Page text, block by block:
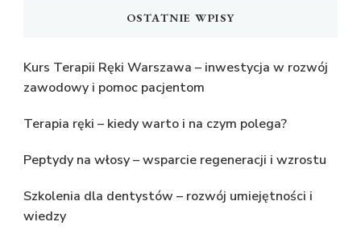
OSTATNIE WPISY
Kurs Terapii Ręki Warszawa – inwestycja w rozwój
zawodowy i pomoc pacjentom
Terapia ręki – kiedy warto i na czym polega?
Peptydy na włosy – wsparcie regeneracji i wzrostu
Szkolenia dla dentystów – rozwój umiejętności i
wiedzy